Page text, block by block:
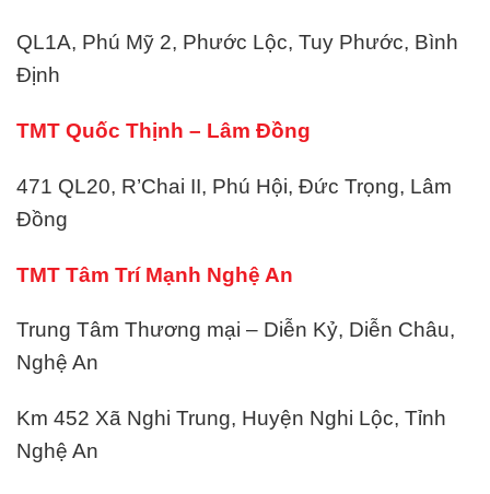
QL1A, Phú Mỹ 2, Phước Lộc, Tuy Phước, Bình
Định
TMT Quốc Thịnh – Lâm Đồng
471 QL20, R’Chai II, Phú Hội, Đức Trọng, Lâm
Đồng
TMT Tâm Trí Mạnh Nghệ An
Trung Tâm Thương mại – Diễn Kỷ, Diễn Châu,
Nghệ An
Km 452 Xã Nghi Trung, Huyện Nghi Lộc, Tỉnh
Nghệ An